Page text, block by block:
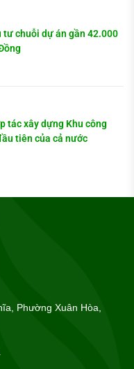
tư chuỗi dự án gần 42.000
tác xây dựng Khu công
tiên của cả nước
Phường Xuân Hòa,